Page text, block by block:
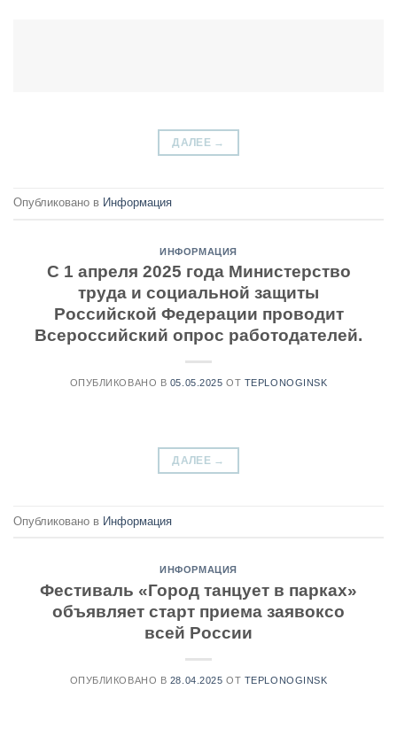
ДАЛЕЕ →
Опубликовано в Информация
ИНФОРМАЦИЯ
С 1 апреля 2025 года Министерство
труда и социальной защиты
Российской Федерации проводит
Всероссийский опрос работодателей.
ОПУБЛИКОВАНО В 05.05.2025 ОТ TEPLONOGINSK
ДАЛЕЕ →
Опубликовано в Информация
ИНФОРМАЦИЯ
Фестиваль «Город танцует в парках»
объявляет старт приема заявоксо
всей России
ОПУБЛИКОВАНО В 28.04.2025 ОТ TEPLONOGINSK